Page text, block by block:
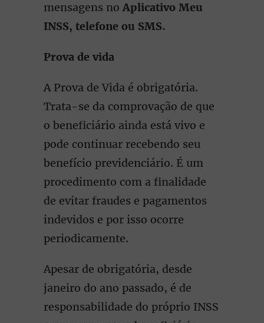
mensagens no Aplicativo Meu
INSS, telefone ou SMS.
Prova de vida
A Prova de Vida é obrigatória.
Trata-se da comprovação de que
o beneficiário ainda está vivo e
pode continuar recebendo seu
benefício previdenciário. É um
procedimento com a finalidade
de evitar fraudes e pagamentos
indevidos e por isso ocorre
periodicamente.
Apesar de obrigatória, desde
janeiro do ano passado, é de
responsabilidade do próprio INSS